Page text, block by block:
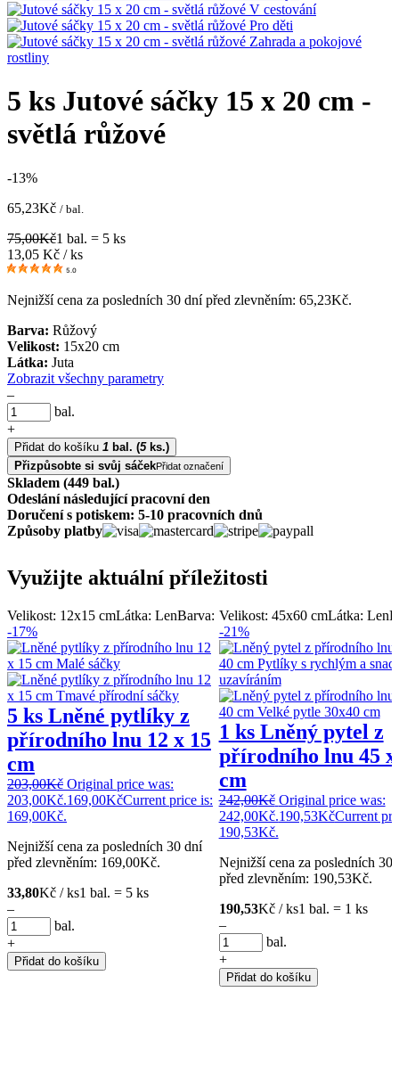
5 ks Jutové sáčky 15 x 20 cm -
světlá růžové
-13%
65,23Kč / bal.
75,00Kč1 bal. = 5 ks
13,05 Kč / ks
5.0
Nejnižší cena za posledních 30 dní před zlevněním: 65,23Kč.
Barva: Růžový
Velikost: 15x20 cm
Látka: Juta
Zobrazit všechny parametry
–
bal.
+
Přidat do košíku 1 bal. (5ks.)
Přizpůsobte si svůj sáčekPřidat označení
Skladem (449 bal.)
Odeslání následující pracovní den
Doručení s potiskem: 5-10 pracovních dnů
Způsoby platby
Využijte aktuální příležitosti
Velikost: 12x15 cmLátka: LenBarva:
-17%
5 ks Lněné pytlíky z
přírodního lnu 12 x 15
cm
203,00Kč Original price was:
203,00Kč.169,00KčCurrent price is:
169,00Kč.
Nejnižší cena za posledních 30 dní
před zlevněním: 169,00Kč.
33,80Kč / ks1 bal. = 5 ks
–
bal.
+
Přidat do košíku
Velikost: 45x60 cmLátka: Len
-21%
1 ks Lněný pytel z
přírodního lnu 45 x
cm
242,00Kč Original price was:
242,00Kč.190,53KčCurrent
190,53Kč.
Nejnižší cena za posledních 30
před zlevněním: 190,53Kč.
190,53Kč / ks1 bal. = 1 ks
–
bal.
+
Přidat do košíku